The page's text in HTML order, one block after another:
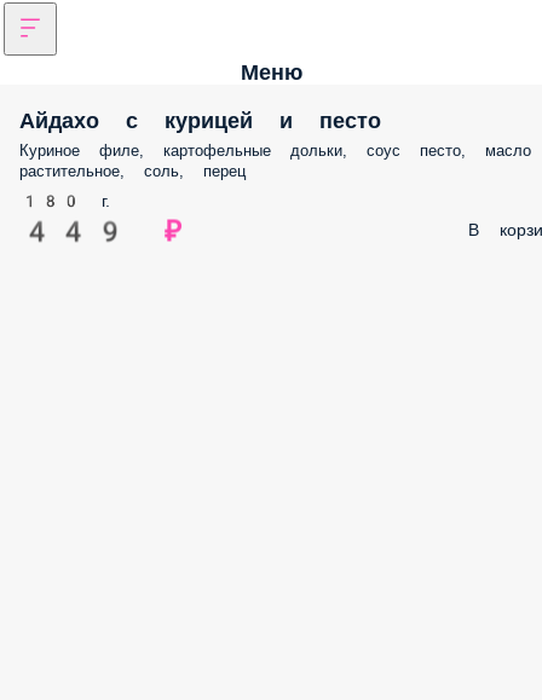
Меню
Айдахо с курицей и песто
Куриное филе, картофельные дольки, соус песто, масло
растительное, соль, перец
180 г.
449 ₽ В